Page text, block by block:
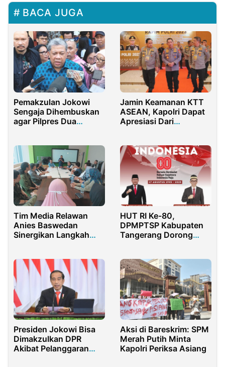
BACA JUGA
Pemakzulan Jokowi
Sengaja Dihembuskan
agar Pilpres Dua
Jamin Keamanan KTT
ASEAN, Kapolri Dapat
Apresiasi Dari
Tim Media Relawan
Anies Baswedan
Sinergikan Langkah
HUT RI Ke-80,
DPMPTSP Kabupaten
Tangerang Dorong
Presiden Jokowi Bisa
Dimakzulkan DPR
Akibat Pelanggaran
Aksi di Bareskrim: SPM
Merah Putih Minta
Kapolri Periksa Asiang